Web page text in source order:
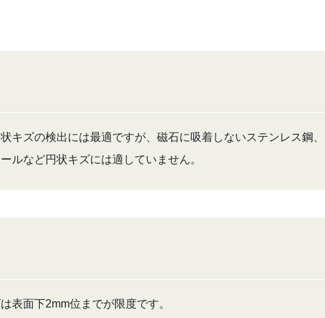
キズの検出には最適ですが、磁石に吸着しないステンレス鋼、
ルなど円状キズには適していません。
表面下2mm位までが限度です。